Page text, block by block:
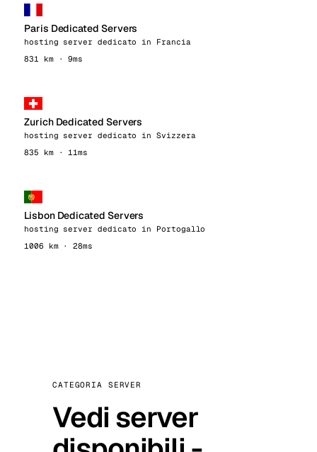
Paris Dedicated Servers
hosting server dedicato in Francia
831 km · 9ms
Zurich Dedicated Servers
hosting server dedicato in Svizzera
835 km · 11ms
Lisbon Dedicated Servers
hosting server dedicato in Portogallo
1006 km · 28ms
CATEGORIA SERVER
Vedi server